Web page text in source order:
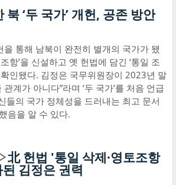
북 ‘두 국가’ 개헌, 공존 방안
을 통해 남북이 완전히 별개의 국가가 됐
항’을 신설하고 옛 헌법에 담긴 ‘통일 조
인됐다. 김정은 국무위원장이 2023년 말
계가 아니다”라며 ‘두 국가’를 처음 언급
들의 국가 정체성을 드러내는 최고 문서
음을 알 수 있다.
北 헌법 '통일 삭제·영토조항
김정은 권력